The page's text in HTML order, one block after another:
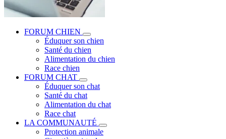
FORUM CHIEN
Éduquer son chien
Santé du chien
Alimentation du chien
Race chien
FORUM CHAT
Éduquer son chat
Santé du chat
Alimentation du chat
Race chat
LA COMMUNAUTÉ
Protection animale